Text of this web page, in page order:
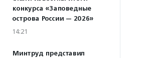
конкурса «Заповедные
острова России — 2026»
14:21
Минтруд представил